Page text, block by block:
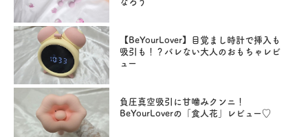
【BeYourLover】目覚まし時計で挿入も
吸引も！？バレない大人のおもちゃレビ
ュー
負圧真空吸引に甘噛みクンニ！
BeYourLoverの「食人花」レビュー♡